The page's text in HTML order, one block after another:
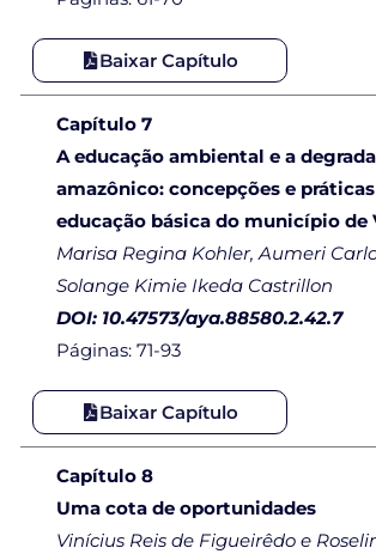
Baixar Capítulo
Capítulo 7
A educação ambiental e a
amazônico: concepções e
educação básica do município de
Marisa Regina Kohler, Aumeri
Solange Kimie Ikeda Castrillon
DOI: 10.47573/aya.88580.2.42.7
Páginas: 71-93
Baixar Capítulo
Capítulo 8
Uma cota de oportunidades
Vinícius Reis de Figueirêdo e